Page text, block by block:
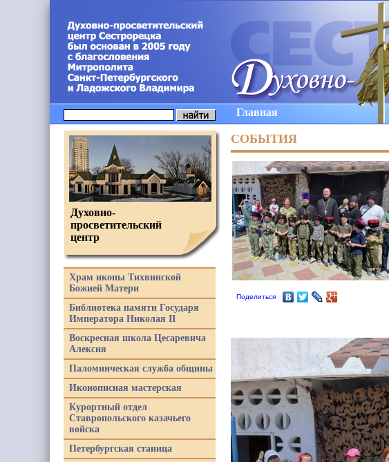
Главная
СОБЫТИЯ
Поделиться
Духовно-
просветительский
центр
Храм иконы Тихвинской
Божией Матери
Библиотека памяти Государя
Императора Николая II
Воскресная школа Цесаревича
Алексия
Паломническая служба общины
Иконописная мастерская
Курортный отдел
Ставропольского казачьего
войска
Петербургская станица